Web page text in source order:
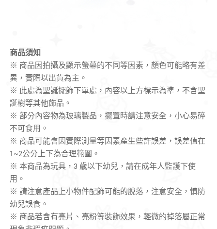
商品須知
※ 商品因拍攝及顯示螢幕的不同等因素，顏色可能略有差
異，實際以出貨為主。
※ 此處為聖誕擺飾下單處，內容以上方標示為準，不含聖
誕樹等其他飾品。
※ 部分內容物為玻璃製品，擺置時請注意安全，小心易碎
不可食用。
※ 商品可能會因實際測量等因素產生些許誤差，誤差值在
1~2公分上下為合理範圍。
※ 本商品為玩具，3 歳以下幼兒，請在成年人監護下使
用。
※ 請注意產品上小物件配飾可能的脫落， 注意安全 ， 慎防
幼兒誤食。
※ 商品若含有亮片、亮粉等裝飾效果，輕微的掉落屬正常